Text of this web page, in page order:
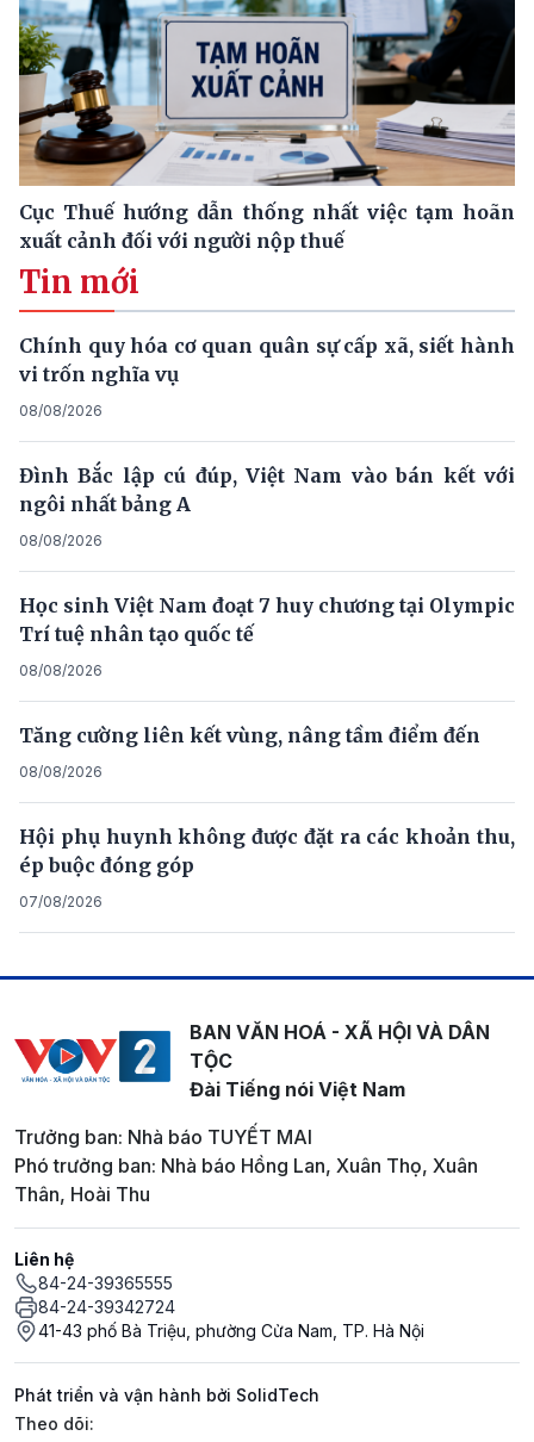
Cục Thuế hướng dẫn thống nhất việc tạm hoãn
xuất cảnh đối với người nộp thuế
Tin mới
Chính quy hóa cơ quan quân sự cấp xã, siết hành
vi trốn nghĩa vụ
08/08/2026
Đình Bắc lập cú đúp, Việt Nam vào bán kết với
ngôi nhất bảng A
08/08/2026
Học sinh Việt Nam đoạt 7 huy chương tại Olympic
Trí tuệ nhân tạo quốc tế
08/08/2026
Tăng cường liên kết vùng, nâng tầm điểm đến
08/08/2026
Hội phụ huynh không được đặt ra các khoản thu,
ép buộc đóng góp
07/08/2026
BAN VĂN HOÁ - XÃ HỘI VÀ DÂN
TỘC
Đài Tiếng nói Việt Nam
Trưởng ban: Nhà báo TUYẾT MAI
Phó trưởng ban: Nhà báo Hồng Lan, Xuân Thọ, Xuân
Thân, Hoài Thu
Liên hệ
84-24-39365555
84-24-39342724
41-43 phố Bà Triệu, phường Cửa Nam, TP. Hà Nội
Phát triển và vận hành bởi SolidTech
Mạng xã hội
Theo dõi: